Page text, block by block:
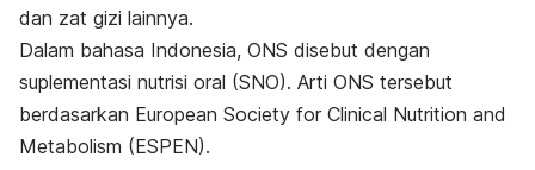
dan zat gizi lainnya.
Dalam bahasa Indonesia, ONS disebut dengan
suplementasi nutrisi oral (SNO). Arti ONS tersebut
berdasarkan European Society for Clinical Nutrition and
Metabolism (ESPEN).